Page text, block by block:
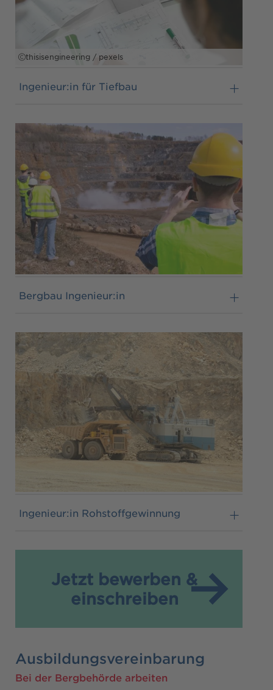
thisisengineering / pexels
Ingenieur:in für Tiefbau
Bergbau Ingenieur:in
Ingenieur:in Rohstoffgewinnung
Jetzt bewerben &
einschreiben
Ausbildungsvereinbarung
Bei der Bergbehörde arbeiten